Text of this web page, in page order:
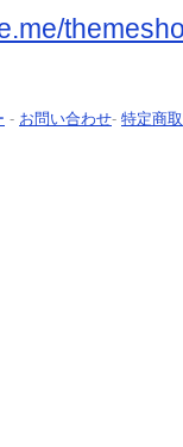
- お問い合わせ- 特定商